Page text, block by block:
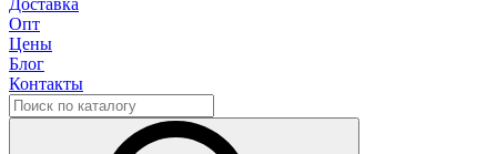
Доставка
Опт
Цены
Блог
Контакты